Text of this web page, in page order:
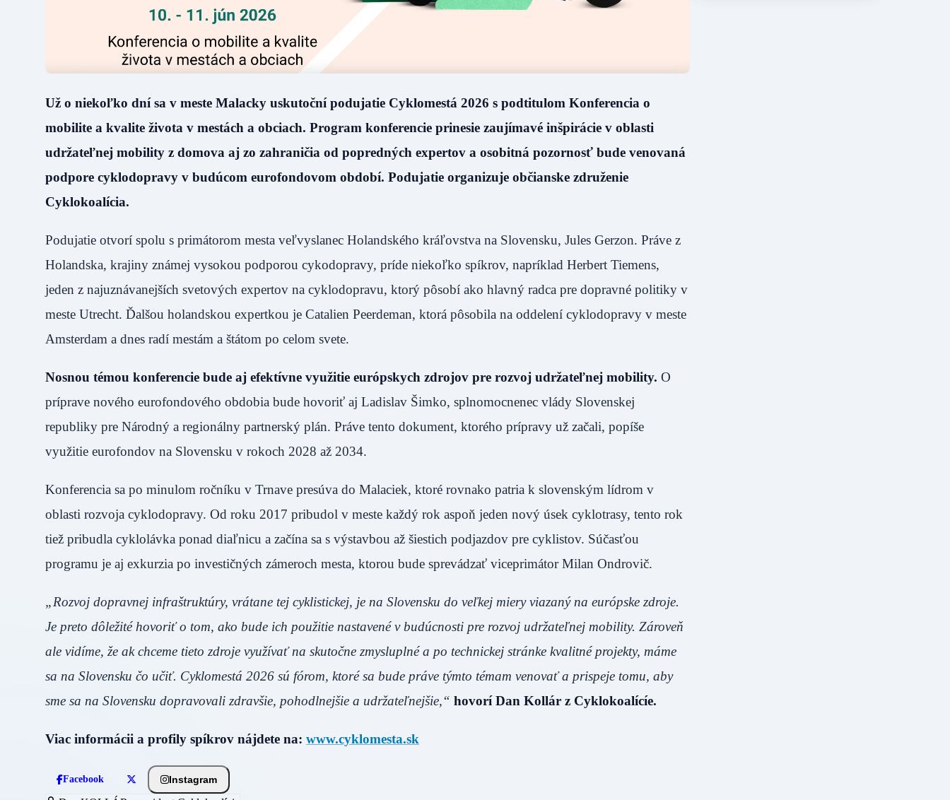
Už o niekoľko dní sa v meste Malacky uskutoční podujatie Cyklomestá 2026 s podtitulom Konferencia o
mobilite a kvalite života v mestách a obciach. Program konferencie prinesie zaujímavé inšpirácie v oblasti
udržateľnej mobility z domova aj zo zahraničia od popredných expertov a osobitná pozornosť bude venovaná
podpore cyklodopravy v budúcom eurofondovom období. Podujatie organizuje občianske združenie
Cyklokoalícia.
Podujatie otvorí spolu s primátorom mesta veľvyslanec Holandského kráľovstva na Slovensku, Jules Gerzon. Práve z
Holandska, krajiny známej vysokou podporou cykodopravy, príde niekoľko spíkrov, napríklad Herbert Tiemens,
jeden z najuznávanejších svetových expertov na cyklodopravu, ktorý pôsobí ako hlavný radca pre dopravné politiky v
meste Utrecht. Ďalšou holandskou expertkou je Catalien Peerdeman, ktorá pôsobila na oddelení cyklodopravy v meste
Amsterdam a dnes radí mestám a štátom po celom svete.
Nosnou témou konferencie bude aj efektívne využitie európskych zdrojov pre rozvoj udržateľnej mobility. O
príprave nového eurofondového obdobia bude hovoriť aj Ladislav Šimko, splnomocnenec vlády Slovenskej
republiky pre Národný a regionálny partnerský plán. Práve tento dokument, ktorého prípravy už začali, popíše
využitie eurofondov na Slovensku v rokoch 2028 až 2034.
Konferencia sa po minulom ročníku v Trnave presúva do Malaciek, ktoré rovnako patria k slovenským lídrom v
oblasti rozvoja cyklodopravy. Od roku 2017 pribudol v meste každý rok aspoň jeden nový úsek cyklotrasy, tento rok
tiež pribudla cyklolávka ponad diaľnicu a začína sa s výstavbou až šiestich podjazdov pre cyklistov. Súčasťou
programu je aj exkurzia po investičných zámeroch mesta, ktorou bude sprevádzať viceprimátor Milan Ondrovič.
„Rozvoj dopravnej infraštruktúry, vrátane tej cyklistickej, je na Slovensku do veľkej miery viazaný na európske zdroje.
Je preto dôležité hovoriť o tom, ako bude ich použitie nastavené v budúcnosti pre rozvoj udržateľnej mobility. Zároveň
ale vidíme, že ak chceme tieto zdroje využívať na skutočne zmysluplné a po technickej stránke kvalitné projekty, máme
sa na Slovensku čo učiť. Cyklomestá 2026 sú fórom, ktoré sa bude práve týmto témam venovať a prispeje tomu, aby
sme sa na Slovensku dopravovali zdravšie, pohodlnejšie a udržateľnejšie,“ hovorí Dan Kollár z Cyklokoalícíe.
Viac informácii a profily spíkrov nájdete na: www.cyklomesta.sk
Facebook Instagram